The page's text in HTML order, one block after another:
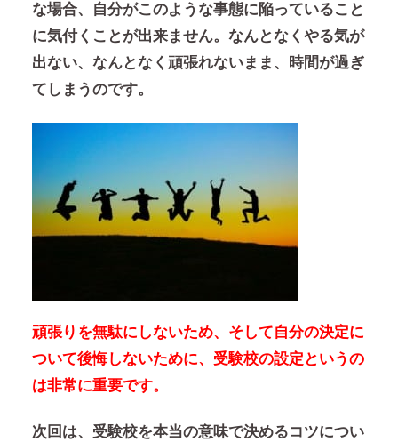
な場合、自分がこのような事態に陥っていること
に気付くことが出来ません。 なんとなくやる気が
出ない、なんとなく頑張れないまま、時間が過ぎ
てしまうのです。
頑張りを無駄にしないため、そして自分の決定に
ついて後悔しないために、受験校の設定というの
は非常に重要です。
次回は、受験校を本当の意味で決めるコツについ